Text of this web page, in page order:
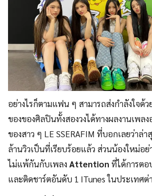
อย่างไรก็ตามแฟน ๆ สามารถส่งกำลังใจด้
ของของศิลปินทั้งสองวงได้ทางผลงานเพลง
ของสาว ๆ LE SSERAFIM ที่บอกเลยว่าล่
ล้านวิวเป็นที่เรียบร้อยแล้ว ส่วนน้องใหม่อย่
ไม่แพ้กันกับเพลงAttention ที่ได้การต
และติดชาร์ตอันดับ 1 ITunes ในประเทศต่